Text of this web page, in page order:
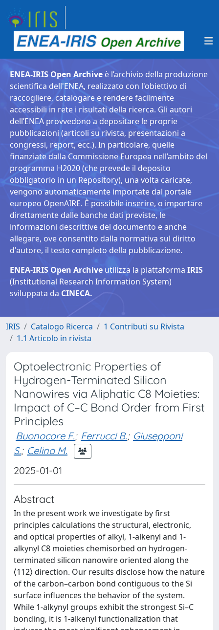
ENEA-IRIS Open Archive è l’archivio della produzione
scientifica dell'ENEA, realizzato con l'obiettivo di
raccogliere, catalogare e rendere facilmente
accessibili in rete i risultati della ricerca. Gli autori
dell’ENEA provvedono a depositare le proprie
pubblicazioni (articoli su rivista, presentazioni a
congressi, report, ecc.). In particolare, quelle
finanziate dalla Commissione Europea nell’ambito del
programma H2020 (che prevede il deposito
obbligatorio in un Repository), una volta caricate,
vengono automaticamente importate dal portale
europeo OpenAIRE. È possibile inserire, o importare
direttamente dalle banche dati previste, le
informazioni descrittive del documento e anche
allegare, ove consentito dalla normativa sul diritto
d'autore, il testo completo della pubblicazione.
ENEA-IRIS Open Archive utilizza la piattaforma IRIS
(Institutional Research Information System)
sviluppata da CINECA.
IRIS Catalogo Ricerca
1 Contributi su Rivista
1.1 Articolo in rivista
Optoelectronic Properties of
Hydrogen-Terminated Silicon
Nanowires via Aliphatic C8 Moieties:
Impact of C–C Bond Order from First
Principles
Buonocore F.; Ferrucci B.; Giusepponi
S.; Celino M.
2025-01-01
Abstract
In the present work we investigate by first
principles calculations the structural, electronic,
and optical properties of alkyl, 1-alkenyl and 1-
alkynyl C8 moieties chemisorbed on hydrogen-
terminated silicon nanowire oriented along the
⟨112⟩ direction. Our results disclose how the nature
of the carbon–carbon bond contiguous to the Si
surface influences the behavior of the system.
While 1-alkynyl groups exhibit the strongest Si–C
bonding, it is 1-alkenyl functionalization that